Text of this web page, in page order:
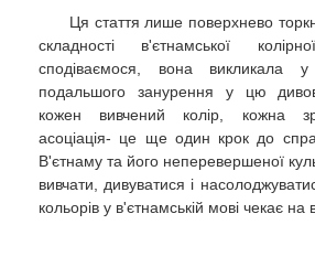
Ця стаття лише поверхнево
складності в'єтнамської
сподіваємося, вона викликала
подальшого занурення у цю
кожен вивчений колір, кожна
асоціація- це ще один крок до
В'єтнаму та його неперевершеної
вивчати, дивуватися і
кольорів у в'єтнамській мові чекає на